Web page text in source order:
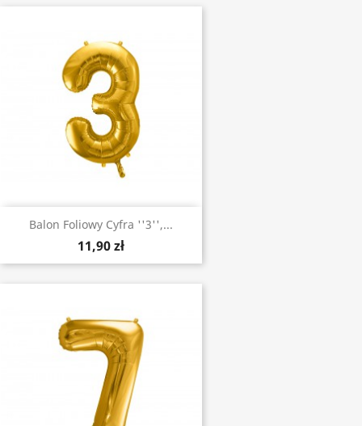
Balon Foliowy Cyfra ''3'',...
11,90 zł